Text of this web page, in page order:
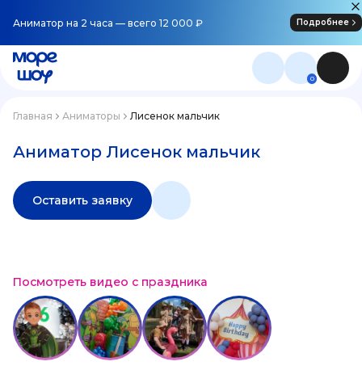
Аниматор на 2 часа — всего 12 000 ₽ Подробнее
0
Главная Аниматоры Лисенок мальчик
Аниматор Лисенок мальчик
Оставить заявку
Посмотреть видео с праздника